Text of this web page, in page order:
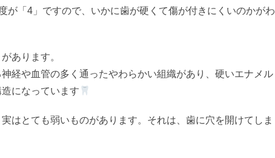
が「4」ですので、いかに歯が硬くて傷が付きにくいのかがわ
があります。
神経や血管の多く通ったやわらかい組織があり、硬いエナメル
になっています
はとても弱いものがあります。それは、歯に穴を開けてしま